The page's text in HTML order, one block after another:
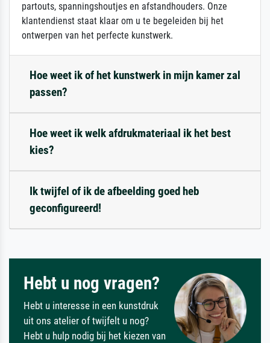
partouts, spanningshoutjes en afstandhouders. Onze
klantendienst staat klaar om u te begeleiden bij het
ontwerpen van het perfecte kunstwerk.
Hoe weet ik of het kunstwerk in mijn kamer zal
passen?
Hoe weet ik welk afdrukmateriaal ik het best
kies?
Ik twijfel of ik de afbeelding goed heb
geconfigureerd!
Hebt u nog vragen?
Hebt u interesse in een kunstdruk
uit ons atelier of twijfelt u nog?
Hebt u hulp nodig bij het kiezen van